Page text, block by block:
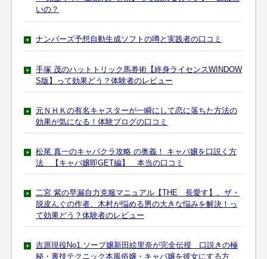
いの？
ナンバーズ予想自動生成ソフトの噂と実践者の口コミ
手塚 茂のハットトリック馬券術【終身ライセンスWINDOW
S版】って効果どう？体験者のレビュー
元ＮＨＫの有名キャスターが一瞬にして恋に落ちた方法の
効果が気になる！体験ブログの口コミ
松尾 真一のキャバクラ攻略 の奥義！ キャバ嬢を口説く方
法 【キャバ嬢即GET編】 本当の口コミ
二宮 紫の早漏自力克服マニュアル【THE 長愛す】。ザ・
脱皮んぐの作者、木村が悩める男の大きな悩みを解決！っ
て効果どう？体験者のレビュー
吉原現役No1.ソープ嬢新田絵里奈が完全伝授 口説きの極
秘・裏技テクニック本風俗嬢・キャバ嬢を彼女にする方